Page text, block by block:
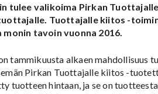
tulee valikoima Pirkan
Tuottajalle kiitos -
tavoin vuonna 2016.
tammikuusta alkaen mahdollisuus
Pirkan Tuottajalle kiitos -
tuotteen hintaan, ja se on